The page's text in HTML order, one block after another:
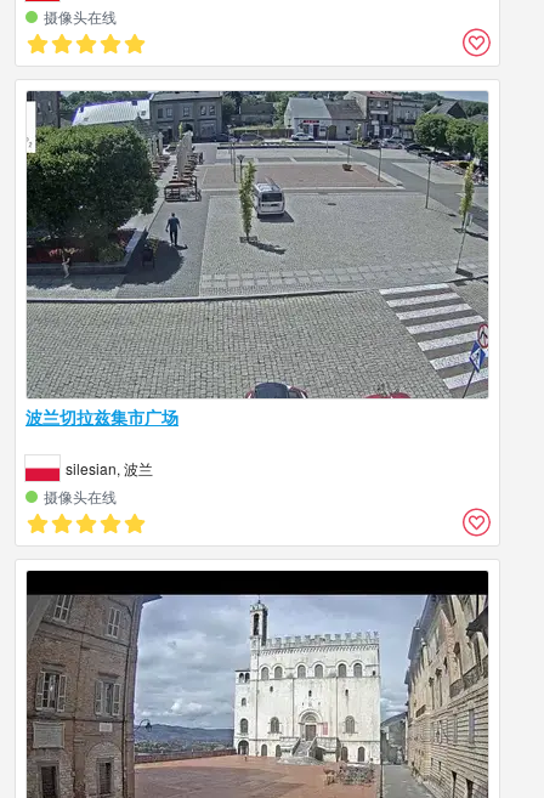
摄像头在线
波兰切拉兹集市广场
silesian, 波兰
摄像头在线